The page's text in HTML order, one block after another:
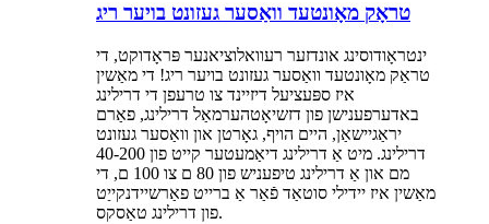
טראָק מאָונטעד וואַסער געזונט בויער ריג
ינטראָודוסינג אונדזער רעוואלוציאנער פּראָדוקט, די
טראַק מאָונטעד וואַסער געזונט בויער ריג! די מאַשין
איז ספּעציעל דיזיינד צו טרעפן די דרילינג
באדערפענישן פון דזשיאָטהערמאַל דרילינג, פאַרם
יראַגיישאַן, היים הויף, גאָרטן און וואַסער געזונט
דרילינג. מיט אַ דרילינג דיאַמעטער קייט פון 40-200
מם און אַ דרילינג טיפעניש פון 80 ם צו 100 ם, די
מאַשין איז יידילי סוטאַד פֿאַר אַ ברייט פאַרשיידנקייַט
פון דרילינג טאַסקס.